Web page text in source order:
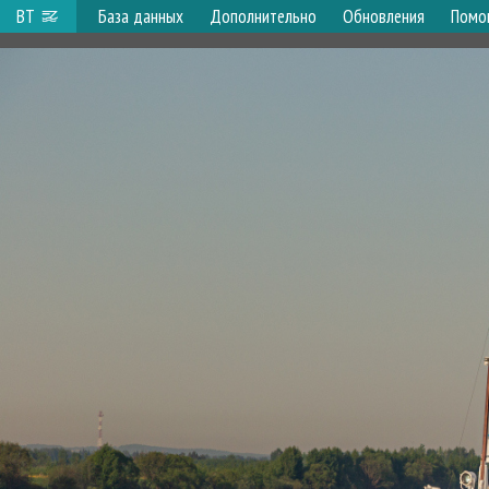
ВТ База данных Дополнительно Обновления